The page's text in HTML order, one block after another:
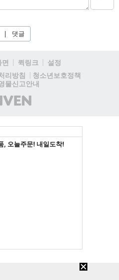
댓글
퀵링크
설정
리방침
청소년보호정책
물신고안내
(주)
인